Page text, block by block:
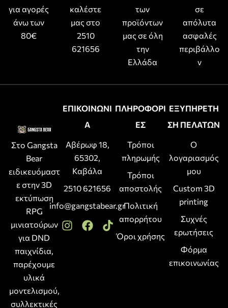
για αγορές
άνω των
80€
καλέστε
μας στο
2510
621656
των
προϊόντων
μας σε όλη
την
Ελλάδα
σε
απόλυτα
ασφαλές
περιβάλλο
ν
Στο Gangsta
Bear
ειδικευόμαστ
ε στην 3D
εκτύπωση
RPG
μινιατούρων
για DND
παιχνίδια,
παρέχουμε
υλικά
μοντελισμού,
συλλεκτικές
ΕΠΙΚΟΙΝΩΝΙ
Α
Αβέρωφ 18,
65302,
Καβάλα
2510 621656
info@gangstabear.gr
ΠΛΗΡΟΦΟΡΙ
ΕΣ
Τρόποι
πληρωμής
Τρόποι
αποστολής
Πολιτική
απορρήτου
Όροι χρήσης
ΕΞΥΠΗΡΕΤΗ
ΣΗ ΠΕΛΑΤΩΝ
Ο
λογαριασμός
μου
Custom 3D
printing
Συχνές
ερωτήσεις
Φόρμα
επικοινωνίας